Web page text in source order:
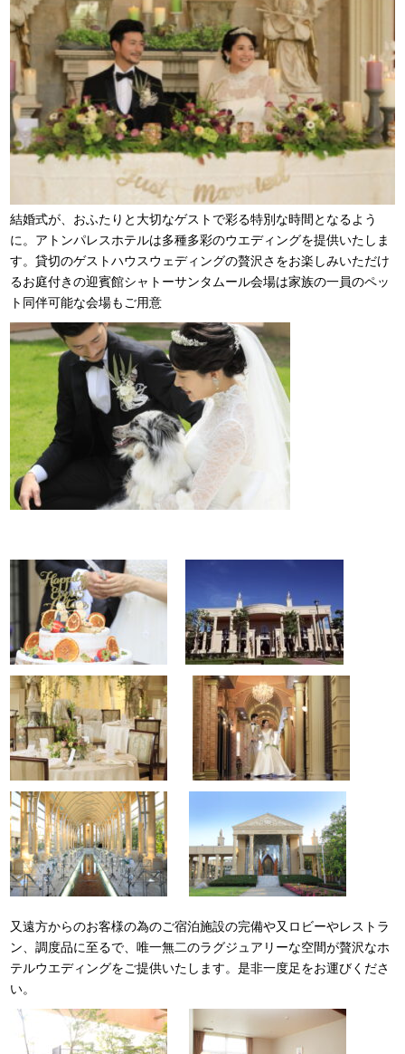
結婚式が、おふたりと大切なゲストで彩る特別な時間となるよう
に。アトンパレスホテルは多種多彩のウエディングを提供いたしま
す。貸切のゲストハウスウェディングの贅沢さをお楽しみいただけ
るお庭付きの迎賓館シャトーサンタムール会場は家族の一員のペッ
ト同伴可能な会場もご用意
又遠方からのお客様の為のご宿泊施設の完備や又ロビーやレストラ
ン、調度品に至るで、唯一無二のラグジュアリーな空間が贅沢なホ
テルウエディングをご提供いたします。是非一度足をお運びくださ
い。